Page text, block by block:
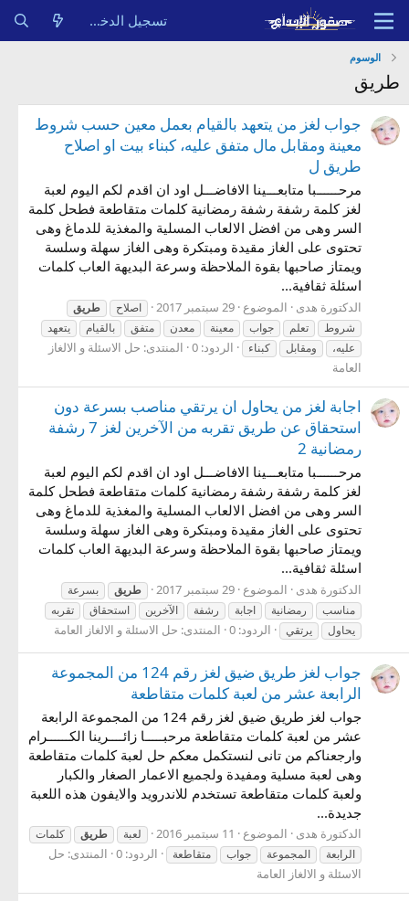
تسجيل الدخول
الوسوم
طريق
جواب لغز من يتعهد بالقيام بعمل معين حسب شروط
معينة ومقابل مال متفق عليه، كبناء بيت او اصلاح
طريق ل
مرحــــــبا متابعـــينا الافاضـــل اود ان اقدم لكم اليوم لعبة
لغز كلمة رشفة رشفة رمضانية كلمات متقاطعة فطحل كلمة
السر وهى من افضل الالعاب المسلية والمغذية للدماغ وهى
تحتوى على الغاز مقيدة ومبتكرة وهى الغاز سهلة وسلسة
ويمتاز صاحبها بقوة الملاحظة وسرعة البديهة العاب كلمات
اسئلة ثقافية...
الدكتورة هدى الموضوع 29 سبتمبر 2017 اصلاح
طريق
شروط
تعلم جواب معينة معدن متفق بالقيام
يتعهد
عليه،
ومقابل كبناء الردود: 0 المنتدى: حل الاسئلة و الالغاز
العامة
اجابة لغز من يحاول ان يرتقي مناصب بسرعة دون
استحقاق عن طريق تقربه من الآخرين لغز 7 رشفة
رمضانية 2
مرحــــــبا متابعـــينا الافاضـــل اود ان اقدم لكم اليوم لعبة
لغز كلمة رشفة رشفة رمضانية كلمات متقاطعة فطحل كلمة
السر وهى من افضل الالعاب المسلية والمغذية للدماغ وهى
تحتوى على الغاز مقيدة ومبتكرة وهى الغاز سهلة وسلسة
ويمتاز صاحبها بقوة الملاحظة وسرعة البديهة العاب كلمات
اسئلة ثقافية...
الدكتورة هدى الموضوع 29 سبتمبر 2017 طريق
بسرعة
مناسب
رمضانية اجابة رشفة الآخرين استحقاق
تقربه
يحاول
يرتقي الردود: 0 المنتدى: حل الاسئلة و الالغاز العامة
جواب لغز طريق ضيق لغز رقم 124 من المجموعة
الرابعة عشر من لعبة كلمات متقاطعة
جواب لغز طريق ضيق لغز رقم 124 من المجموعة الرابعة
عشر من لعبة كلمات متقاطعة مرحبـــــا زائــــرينا الكــــــرام
وارجعناكم من تانى لنستكمل معكم حل لعبة كلمات متقاطعة
وهى لعبة مسلية ومفيدة ولجميع الاعمار الصغار والكبار
ولعبة كلمات متقاطعة تستخدم للاندرويد والايفون هذه اللعبة
جديدة...
الدكتورة هدى الموضوع 11 سبتمبر 2016 لعبة طريق
كلمات
الرابعة
المجموعة جواب متقاطعة الردود: 0 المنتدى: حل
الاسئلة و الالغاز العامة